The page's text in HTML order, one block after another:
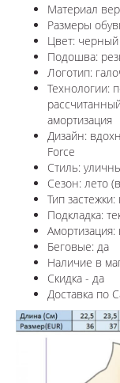
Материал
Размеры
Цвет: черный
Подошва:
Логотип:
Технологии:
амортизация
Дизайн:
Force
Стиль:
Сезон: лето
Тип
Подкладка:
Амортизация:
Беговые: да
Наличие в
Скидка - да
Доставка по